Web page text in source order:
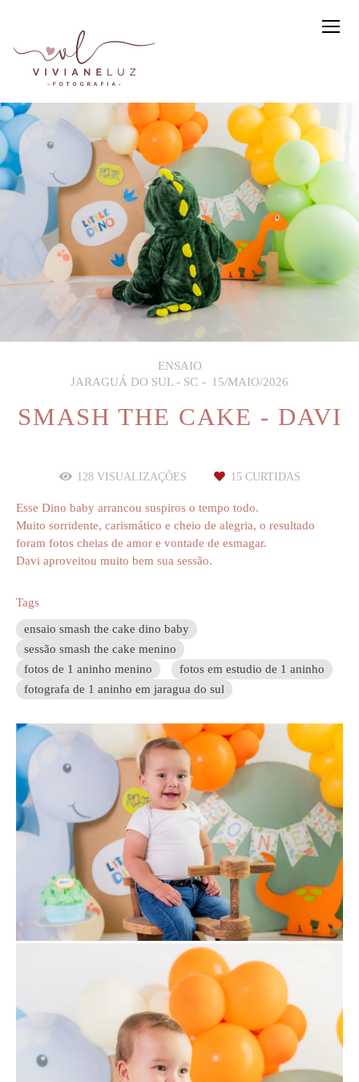
ENSAIO
JARAGUÁ DO SUL - SC
15/MAIO/2026
SMASH THE CAKE - DAVI
128VISUALIZAÇÕES 15CURTIDAS
Esse Dino baby arrancou suspiros o tempo todo.
Muito sorridente, carismático e cheio de alegria, o resultado
foram fotos cheias de amor e vontade de esmagar.
Davi aproveitou muito bem sua sessão.
Tags
ensaio smash the cake dino baby
sessão smash the cake menino
fotos de 1 aninho menino
fotos em estudio de 1 aninho
fotografa de 1 aninho em jaragua do sul